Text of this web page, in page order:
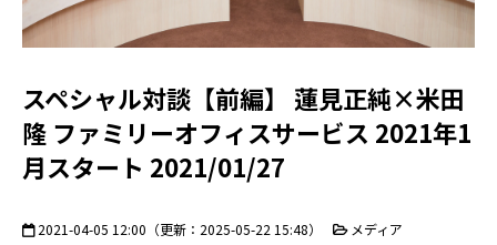
スペシャル対談【前編】 蓮見正純×米田
隆 ファミリーオフィスサービス 2021年1
月スタート 2021/01/27
2021-04-05 12:00 （更新： 2025-05-22 15:48） メディア